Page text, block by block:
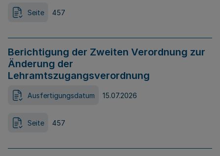
Seite 457
Berichtigung der Zweiten Verordnung zur
Änderung der
Lehramtszugangsverordnung
Ausfertigungsdatum 15.07.2026
Seite 457